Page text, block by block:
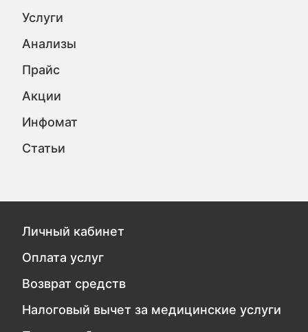
Услуги
Анализы
Прайс
Акции
Инфомат
Статьи
Личный кабинет
Оплата услуг
Возврат средств
Налоговый вычет за медицинские услуги